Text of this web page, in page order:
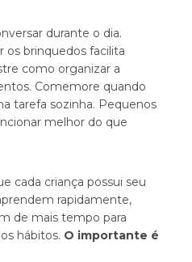
durante o dia.
os brinquedos facilita
como organizar a
Comemore quando
tarefa sozinha. Pequenos
melhor do que
cada criança possui seu
rapidamente,
de mais tempo para
hábitos. O importante é